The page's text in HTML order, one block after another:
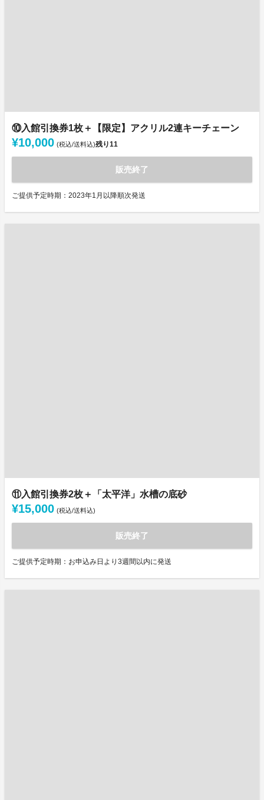
⑩入館引換券1枚＋【限定】アクリル2連キーチェーン
¥10,000 (税込/送料込)残り11
販売終了
ご提供予定時期：2023年1月以降順次発送
⑪入館引換券2枚＋「太平洋」水槽の底砂
¥15,000 (税込/送料込)
販売終了
ご提供予定時期：お申込み日より3週間以内に発送